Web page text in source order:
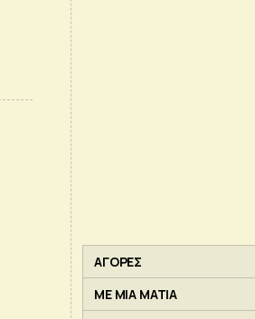
ΑΓΟΡΕΣ
ΜΕ ΜΙΑ ΜΑΤΙΑ